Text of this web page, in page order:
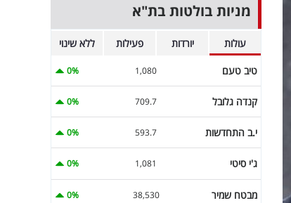
מניות בולטות בת"א
עולות יורדות פעילות ללא שינוי
טיב טעם 1,080
0%
קנדה גלובל 709.7
0%
י.ב התחדשות 593.7
0%
ג'י סיטי 1,081
0%
מבטח שמיר 38,530
0%